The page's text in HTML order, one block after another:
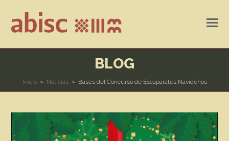
BLOG
Inicio » Noticias » Bases del Concurso de Escaparates Navideños